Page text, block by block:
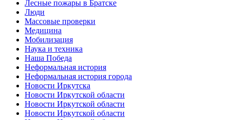
Лесные пожары в Братске
Люди
Массовые проверки
Медицина
Мобилизация
Наука и техника
Наша Победа
Неформальная история
Неформальная история города
Новости Иркутска
Новости Иркутской области
Новости Иркутской области
Новости Иркутской области